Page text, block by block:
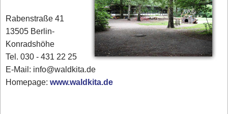
Rabenstraße 41
13505 Berlin-
Konradshöhe
Tel. 030 - 431 22 25‎
E-Mail: info@waldkita.de
Homepage:www.waldkita.de